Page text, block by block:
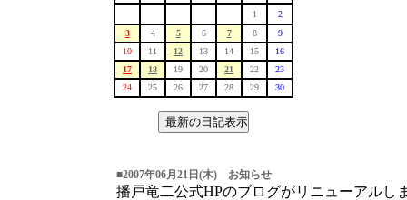
1
2
3
4 5 6 7 8
9
10
11 12 13 14 15
16
17
18 19 20 21 22
23
24
25 26 27 28 29 30
■2007年06月21日(木) お知らせ
播戸竜二公式HPのブログがリニューアルし